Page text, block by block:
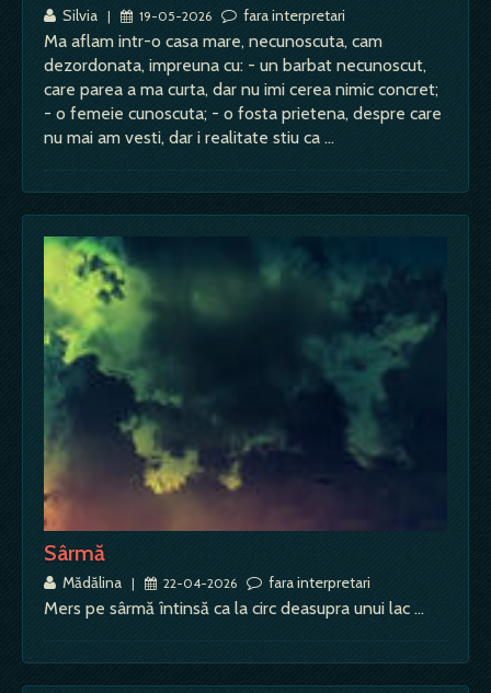
Silvia | 19-05-2026 fara interpretari
Ma aflam intr-o casa mare, necunoscuta, cam
dezordonata, impreuna cu: - un barbat necunoscut,
care parea a ma curta, dar nu imi cerea nimic concret;
- o femeie cunoscuta; - o fosta prietena, despre care
nu mai am vesti, dar i realitate stiu ca …
Sârmă
Mădălina | 22-04-2026 fara interpretari
Mers pe sârmă întinsă ca la circ deasupra unui lac …